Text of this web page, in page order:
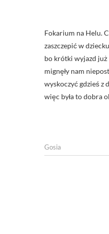
Fokarium na Helu.
zaszczepić w
bo krótki wyjazd już
mignęły nam
wyskoczyć gdzieś z
więc była to dobra
Gosia